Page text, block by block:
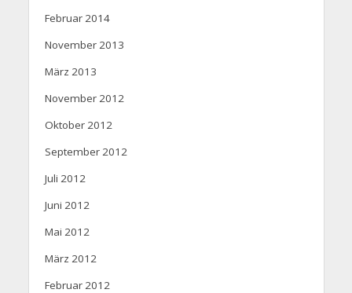
Februar 2014
November 2013
März 2013
November 2012
Oktober 2012
September 2012
Juli 2012
Juni 2012
Mai 2012
März 2012
Februar 2012